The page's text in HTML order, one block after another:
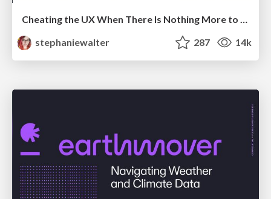
Cheating the UX When There Is Nothing More to Optimize - PixelPioneers
stephaniewalter
287 14k